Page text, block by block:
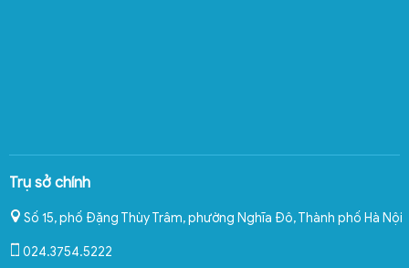
Trụ sở chính
Số 15, phố Đặng Thùy Trâm, phường Nghĩa Đô,Thành phố Hà Nội
024.3754.5222